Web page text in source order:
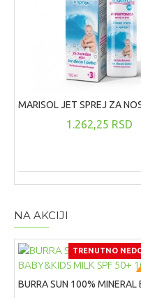
1.262,25 RSD
NA AKCIJI
TRENUTNO